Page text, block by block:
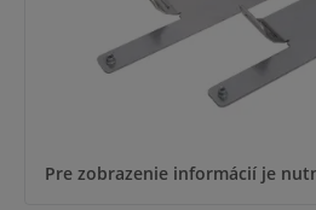
Pre zobrazenie informácií je